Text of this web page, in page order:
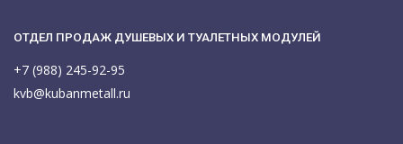
ОТДЕЛ ПРОДАЖ ДУШЕВЫХ И ТУАЛЕТНЫХ МОДУЛЕЙ
+7 (988) 245-92-95
kvb@kubanmetall.ru